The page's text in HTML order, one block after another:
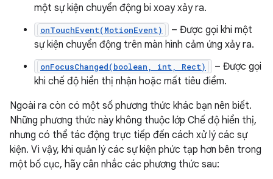
một sự kiện chuyển động bi xoay xảy ra.
onTouchEvent(MotionEvent)
– Được gọi khi một
sự kiện chuyển động trên màn hình cảm ứng xảy ra.
onFocusChanged(boolean, int, Rect)
– Được gọi
khi chế độ hiển thị nhận hoặc mất tiêu điểm.
Ngoài ra còn có một số phương thức khác bạn nên biết.
Những phương thức này không thuộc lớp Chế độ hiển thị,
nhưng có thể tác động trực tiếp đến cách xử lý các sự
kiện. Vì vậy, khi quản lý các sự kiện phức tạp hơn bên trong
một bố cục, hãy cân nhắc các phương thức sau: